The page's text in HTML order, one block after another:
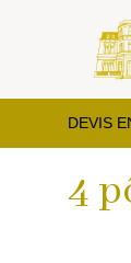
DEVIS
4